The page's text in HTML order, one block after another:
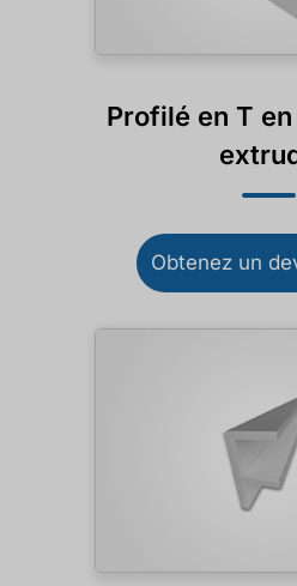
Profilé en T
Obtenez un